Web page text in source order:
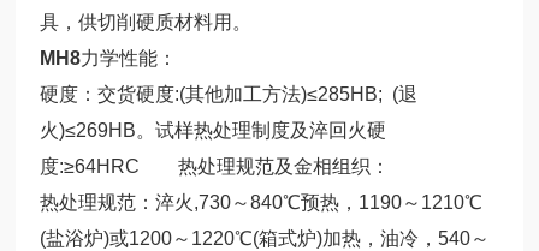
具，供切削硬质材料用。
MH8力学性能：
硬度：交货硬度:(其他加工方法)≤285HB; (退
火)≤269HB。试样热处理制度及淬回火硬
度:≥64HRC 热处理规范及金相组织：
热处理规范：淬火,730～840℃预热，1190～1210℃
(盐浴炉)或1200～1220℃(箱式炉)加热，油冷，540～